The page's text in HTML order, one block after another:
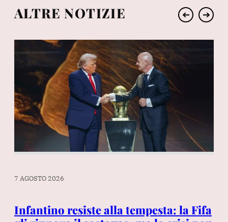
ALTRE NOTIZIE ➔ ➔
7 AGOSTO 2026
Infantino resiste alla tempesta: la Fifa